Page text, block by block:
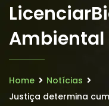
Ambiental
Home
Notícias
Justiça determina